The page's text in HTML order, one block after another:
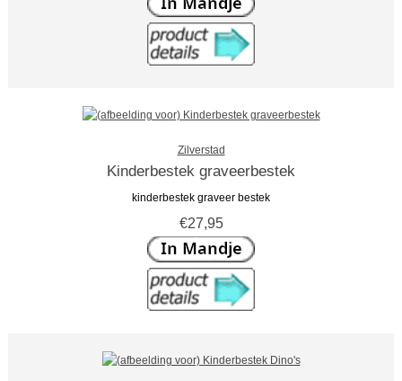
Zilverstad
Kinderbestek graveerbestek
kinderbestek graveer bestek
€27,95